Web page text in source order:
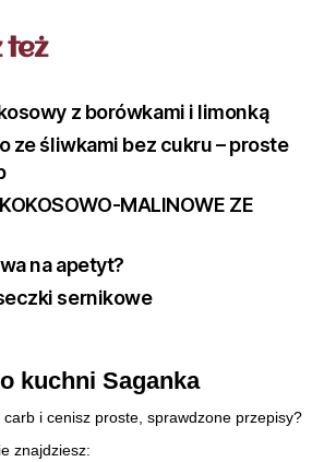
też
z borówkami i limonką
ze śliwkami bez cukru – proste
MALINOWE ZE
na apetyt?
sernikowe
kuchni Saganka
i cenisz proste, sprawdzone przepisy?
znajdziesz: